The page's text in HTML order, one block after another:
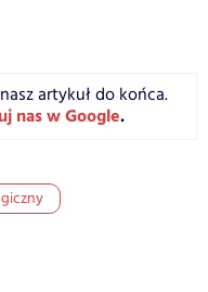
artykuł do końca.
nas w Google.